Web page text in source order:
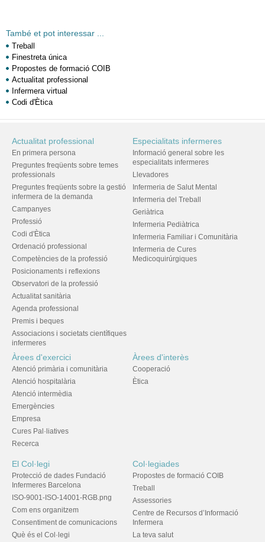
També et pot interessar ...
Treball
Finestreta única
Propostes de formació COIB
Actualitat professional
Infermera virtual
Codi d'Ètica
Actualitat professional
En primera persona
Preguntes freqüents sobre temes
professionals
Preguntes freqüents sobre la gestió
infermera de la demanda
Campanyes
Professió
Codi d'Ètica
Ordenació professional
Competències de la professió
Posicionaments i reflexions
Observatori de la professió
Actualitat sanitària
Agenda professional
Premis i beques
Associacions i societats científiques
infermeres
Especialitats infermeres
Informació general sobre les
especialitats infermeres
Llevadores
Infermeria de Salut Mental
Infermeria del Treball
Geriàtrica
Infermeria Pediàtrica
Infermeria Familiar i Comunitària
Infermeria de Cures
Medicoquirúrgiques
Àrees d'exercici
Atenció primària i comunitària
Atenció hospitalària
Atenció intermèdia
Emergències
Empresa
Cures Pal·liatives
Recerca
Àrees d'interès
Cooperació
Ètica
El Col·legi
Protecció de dades Fundació
Infermeres Barcelona
ISO-9001-ISO-14001-RGB.png
Com ens organitzem
Consentiment de comunicacions
Què és el Col·legi
Col·legiades
Propostes de formació COIB
Treball
Assessories
Centre de Recursos d’Informació
Infermera
La teva salut